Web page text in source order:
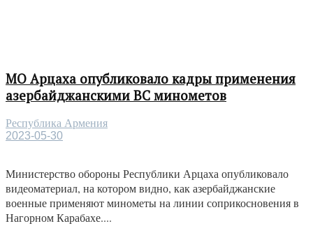
МО Арцаха опубликовало кадры применения
азербайджанскими ВС минометов
Республика Армения
2023-05-30
Министерство обороны Республики Арцаха опубликовало
видеоматериал, на котором видно, как азербайджанские
военные применяют минометы на линии соприкосновения в
Нагорном Карабахе....